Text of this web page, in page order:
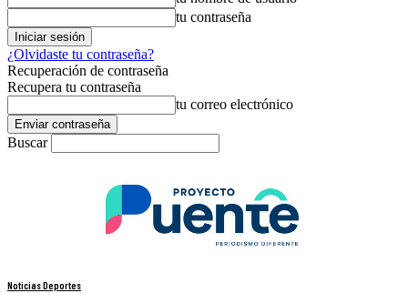
tu contraseña
¿Olvidaste tu contraseña?
Recuperación de contraseña
Recupera tu contraseña
tu correo electrónico
Buscar
Noticias Deportes